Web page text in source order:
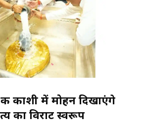
काशी में मोहन दिखाएंगे
का विराट स्वरूप